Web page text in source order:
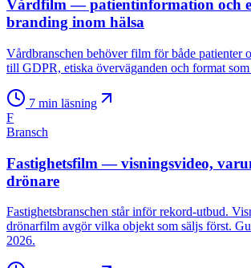
Vårdfilm — patientinformation och
branding inom hälsa
Vårdbranschen behöver film för både patienter
till GDPR, etiska överväganden och format
7 min läsning
F
Bransch
Fastighetsfilm — visningsvideo,
drönare
Fastighetsbranschen står inför rekord-utbud.
drönarfilm avgör vilka objekt som säljs först.
2026.